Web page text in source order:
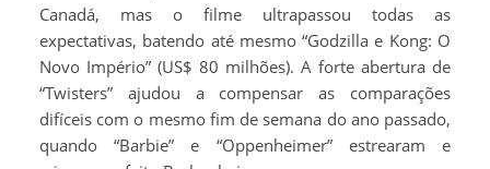
Canadá, mas o filme ultrapassou todas as
expectativas, batendo até mesmo “Godzilla e Kong: O
Novo Império” (US$ 80 milhões). A forte abertura de
“Twisters” ajudou a compensar as comparações
difíceis com o mesmo fim de semana do ano passado,
quando “Barbie” e “Oppenheimer” estrearam e